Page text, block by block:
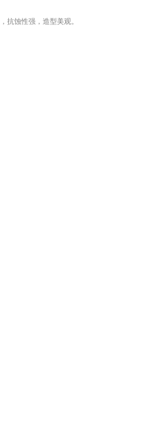
抗蚀性强，造型美观。